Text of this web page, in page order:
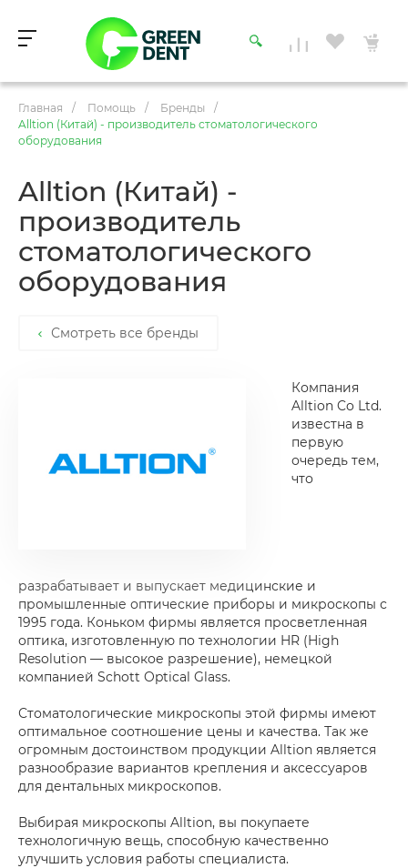
Главная / Помощь / Бренды
/
Alltion (Китай) - производитель стоматологического
оборудования
Alltion (Китай) -
производитель
стоматологического
оборудования
Смотреть все бренды
Компания
Alltion Co Ltd.
известна в
первую
очередь тем,
что
разрабатывает и выпускает медицинские и
промышленные оптические приборы и микроскопы с
1995 года. Коньком фирмы является просветленная
оптика, изготовленную по технологии HR (High
Resolution — высокое разрешение), немецкой
компанией Schott Optical Glass.
Стоматологические микроскопы этой фирмы имеют
оптимальное соотношение цены и качества. Так же
огромным достоинством продукции Alltion является
разнообразие вариантов крепления и аксессуаров
для дентальных микроскопов.
Выбирая микроскопы Alltion, вы покупаете
технологичную вещь, способную качественно
улучшить условия работы специалиста.